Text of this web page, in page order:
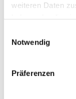
weiteren Daten
Notwendig
Präferenzen